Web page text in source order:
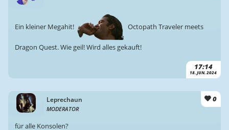
17:14
18. JUN. 2024
Ein kleiner Megahit! Octopath Traveler meets
Dragon Quest. Wie geil! Wird alles gekauft!
Leprechaun
MODERATOR
0
für alle Konsolen?